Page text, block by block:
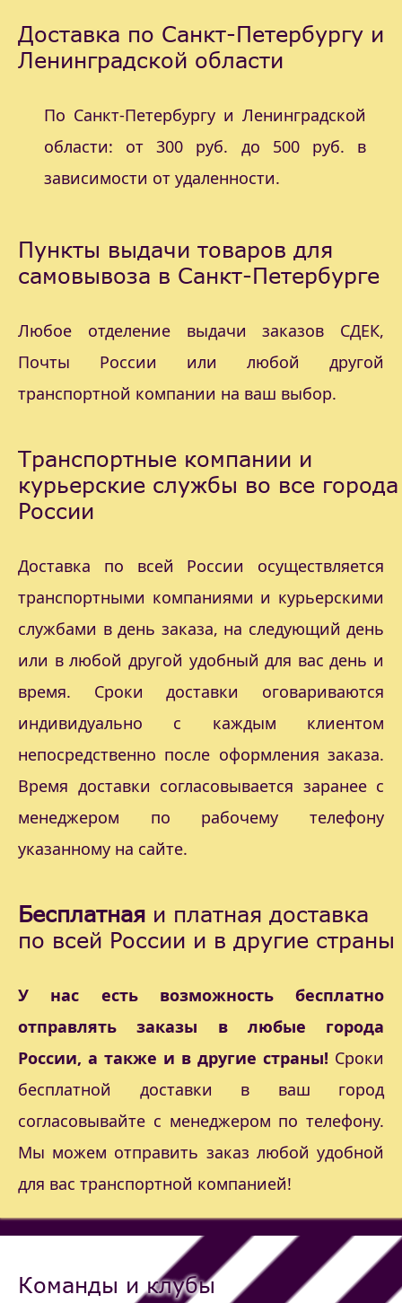
Доставка по Санкт-Петербургу и
Ленинградской области
По Санкт-Петербургу и Ленинградской
области: от 300 руб. до 500 руб. в
зависимости от удаленности.
Пункты выдачи товаров для
самовывоза в Санкт-Петербурге
Любое отделение выдачи заказов СДЕК,
Почты России или любой другой
транспортной компании на ваш выбор.
Транспортные компании и
курьерские службы во все города
России
Доставка по всей России осуществляется
транспортными компаниями и курьерскими
службами в день заказа, на следующий день
или в любой другой удобный для вас день и
время. Сроки доставки оговариваются
индивидуально с каждым клиентом
непосредственно после оформления заказа.
Время доставки согласовывается заранее с
менеджером по рабочему телефону
указанному на сайте.
Бесплатная и платная доставка
по всей России и в другие страны
У нас есть возможность бесплатно
отправлять заказы в любые города
России, а также и в другие страны! Сроки
бесплатной доставки в ваш город
согласовывайте с менеджером по телефону.
Мы можем отправить заказ любой удобной
для вас транспортной компанией!
Команды и клубы